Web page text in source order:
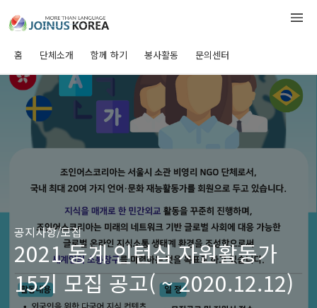
홈 단체소개 함께 하기 봉사활동 문의센터
공지사항/모집
2021 동계 인턴십 자원활동가
15기 모집 공고( ~ 2020.12.12)